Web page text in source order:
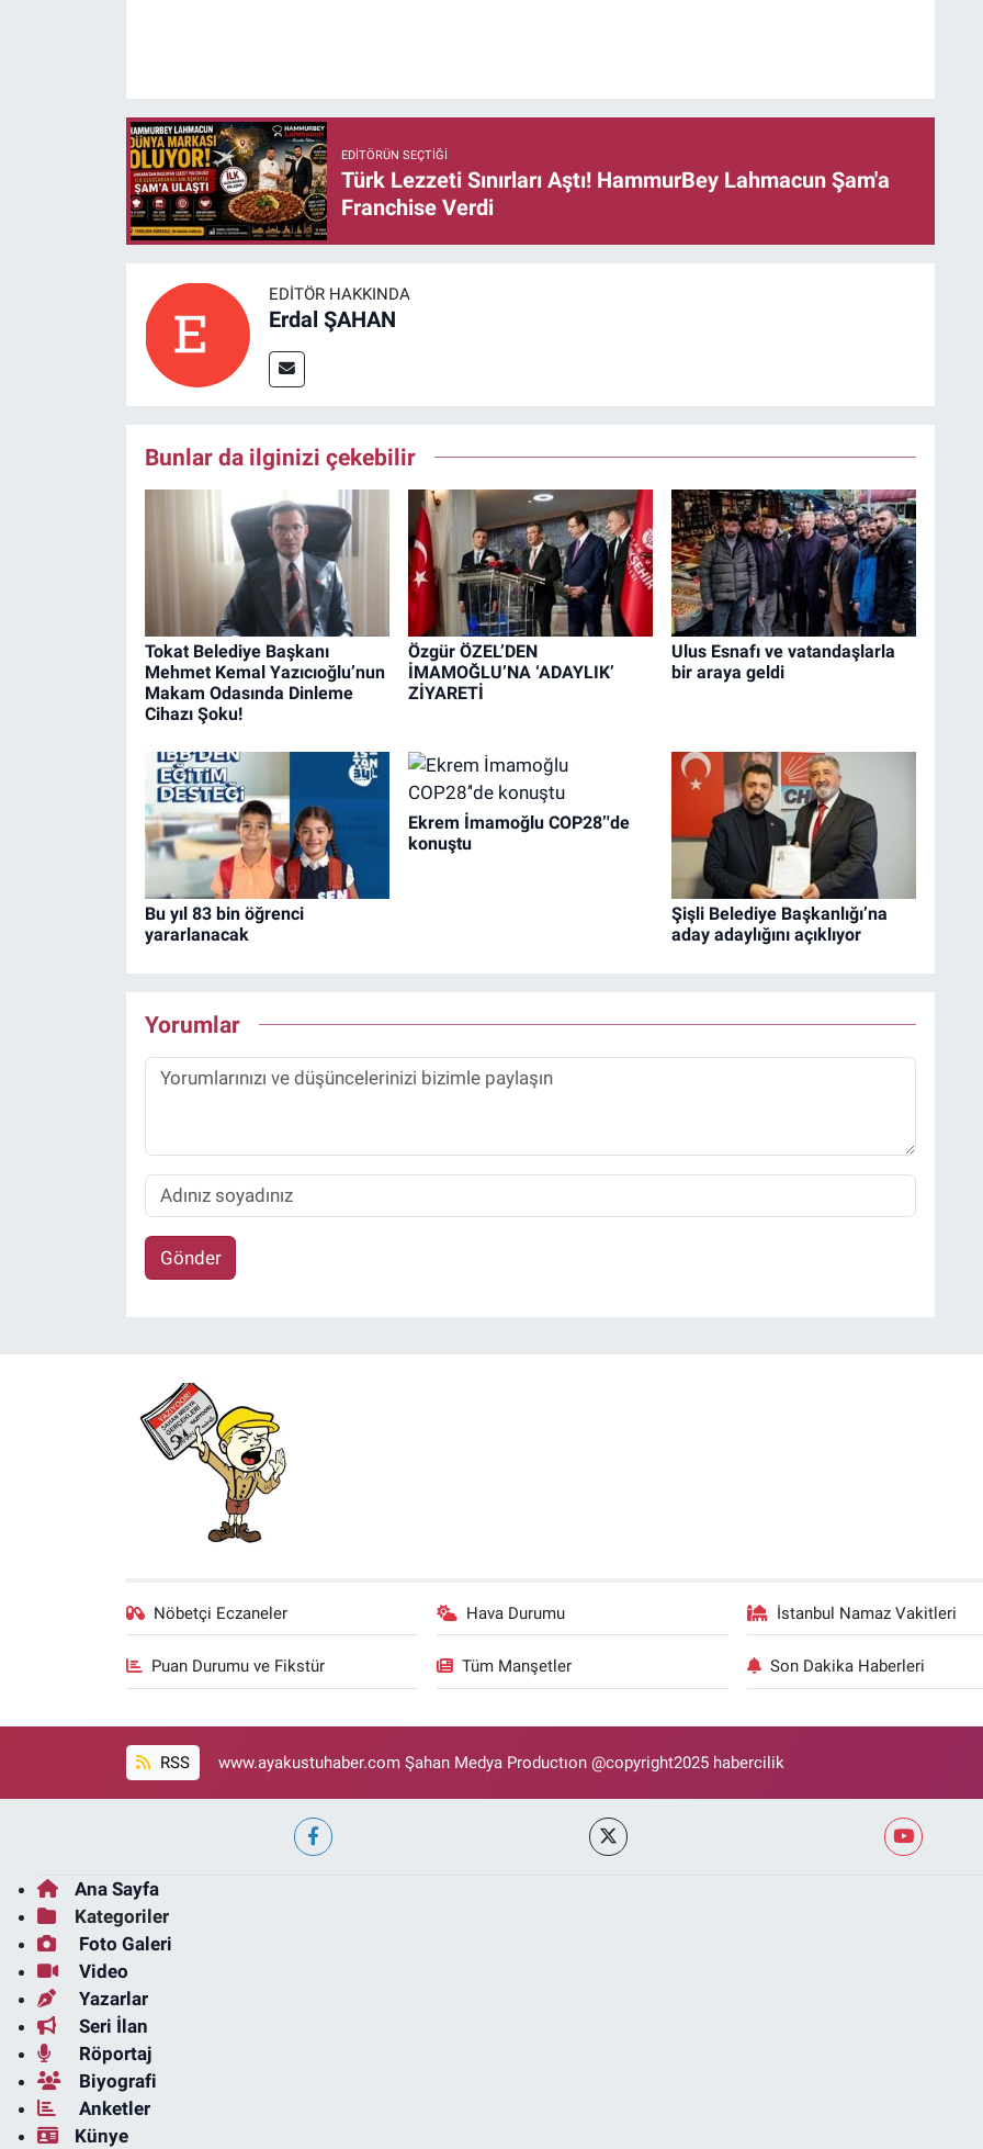
EDITÖRÜN SEÇTIĞI
Türk Lezzeti Sınırları Aştı! HammurBey Lahmacun Şam'a
Franchise Verdi
EDITÖR HAKKINDA
Erdal ŞAHAN
Bunlar da ilginizi çekebilir
Tokat Belediye Başkanı
Mehmet Kemal Yazıcıoğlu’nun
Makam Odasında Dinleme
Cihazı Şoku!
Özgür ÖZEL’DEN
İMAMOĞLU’NA ‘ADAYLIK’
ZİYARETİ
Ulus Esnafı ve vatandaşlarla
bir araya geldi
Bu yıl 83 bin öğrenci
yararlanacak
Ekrem İmamoğlu COP28’'de
konuştu
Şişli Belediye Başkanlığı’na
aday adaylığını açıklıyor
Yorumlar
Gönder
Nöbetçi Eczaneler Hava Durumu İstanbul Namaz Vakitleri
Puan Durumu ve Fikstür Tüm Manşetler Son Dakika Haberleri
RSS www.ayakustuhaber.com Şahan Medya Productıon @copyright2025 habercilik
Ana Sayfa
Kategoriler
Foto Galeri
Video
Yazarlar
Seri İlan
Röportaj
Biyografi
Anketler
Künye